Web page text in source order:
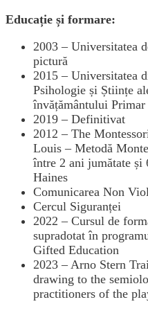
Educație și formare:
2003 – Universitatea
pictură
2015 – Universitatea
Psihologie și Științe
învățământului Primar
2019 – Definitivat
2012 – The
Louis – Metodă
între 2 ani jumătate și
Haines
Comunicarea Non
Cercul Siguranței
2022 – Cursul de
supradotat în
Gifted Education
2023 – Arno Stern
drawing to the
practitioners of the